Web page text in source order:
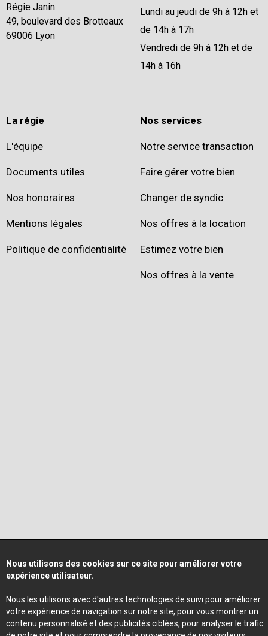
Régie Janin
49, boulevard des Brotteaux
69006 Lyon
Lundi au jeudi de 9h à 12h et
de 14h à 17h
Vendredi de 9h à 12h et de
14h à 16h
La régie
L'équipe
Documents utiles
Nos honoraires
Mentions légales
Politique de confidentialité
Nos services
Notre service transaction
Faire gérer votre bien
Changer de syndic
Nos offres à la location
Estimez votre bien
Nos offres à la vente
Nous utilisons des cookies sur ce site pour améliorer votre
expérience utilisateur.
Nous les utilisons avec d'autres technologies de suivi pour améliorer
votre expérience de navigation sur notre site, pour vous montrer un
contenu personnalisé et des publicités ciblées, pour analyser le trafic